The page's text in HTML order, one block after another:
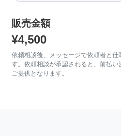
販売金額
¥4,500
依頼相談後、メッセージで依頼者と仕
す。依頼相談が承認されると、前払
ご提供となります。